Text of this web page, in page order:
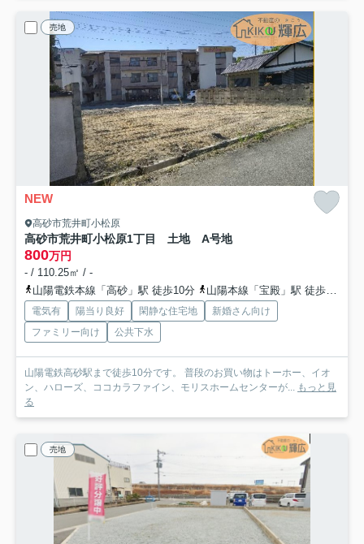
売地
NEW
高砂市荒井町小松原
高砂市荒井町小松原1丁目 土地 A号地
800万円
- / 110.25㎡ / -
山陽電鉄本線「高砂」駅 徒歩10分
山陽本線「宝殿」駅 徒歩44分
電気有 陽当り良好 閑静な住宅地
新婚さん向け
ファミリー向け
公共下水
山陽電鉄高砂駅まで徒歩10分です。 普段のお買い物はトーホー、イオ
ン、ハローズ、ココカラファイン、モリスホームセンターが... もっと見
る
売地